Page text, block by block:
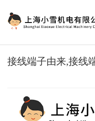
接线端子由来,接线